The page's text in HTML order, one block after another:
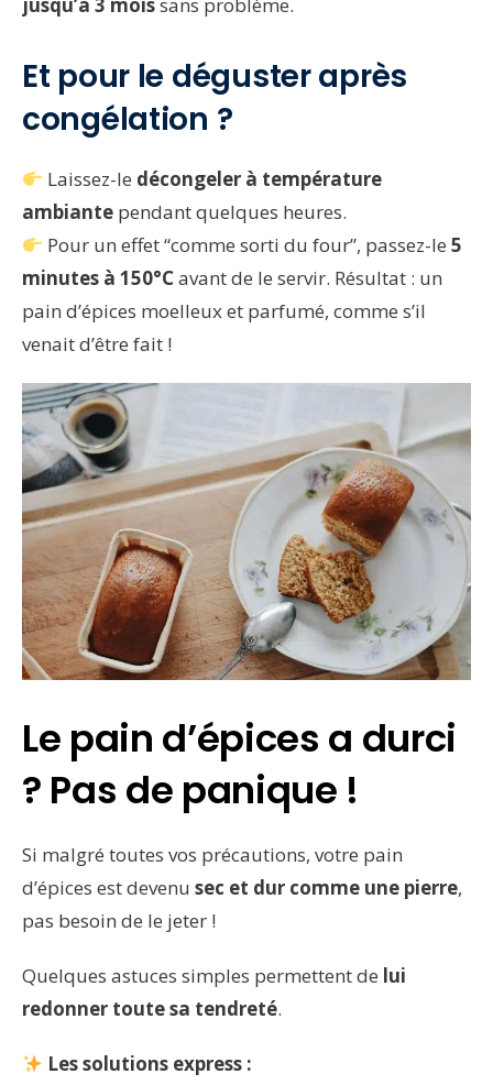
jusqu’à 3 moissans problème.
Et pour le déguster après
congélation ?
Laissez-le décongeler à température
ambiante pendant quelques heures.
Pour un effet “comme sorti du four”, passez-le5
minutes à 150°Cavant de le servir. Résultat : un
pain d’épices moelleux et parfumé, comme s’il
venait d’être fait !
Le pain d’épices a durci
? Pas de panique !
Si malgré toutes vos précautions, votre pain
d’épices est devenu sec et dur comme une pierre,
pas besoin de le jeter !
Quelques astuces simples permettent de lui
redonner toute sa tendreté.
Les solutions express :